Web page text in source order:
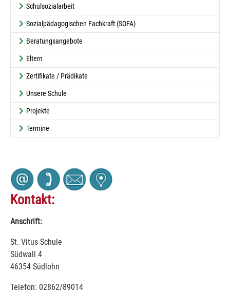
Schulsozialarbeit
Sozialpädagogischen Fachkraft (SOFA)
Beratungsangebote
Eltern
Zertifikate / Prädikate
Unsere Schule
Projekte
Termine
Kontakt:
Anschrift:
St. Vitus Schule
Südwall 4
46354 Südlohn
Telefon: 02862/89014